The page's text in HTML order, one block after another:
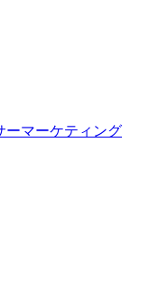
ーマーケティング